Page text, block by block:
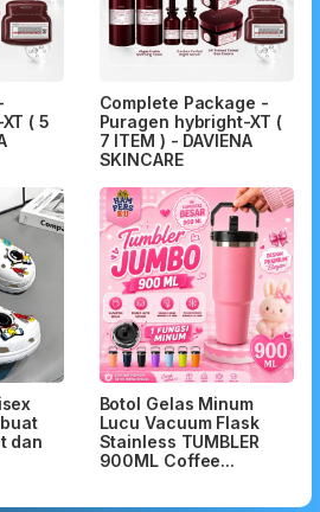
( 5
Complete Package -
Puragen hybright-XT (
7 ITEM ) - DAVIENA
SKINCARE
dan
Botol Gelas Minum
Lucu Vacuum Flask
Stainless TUMBLER
900ML Coffee...